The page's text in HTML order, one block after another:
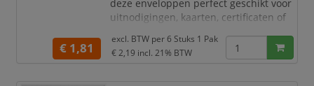
deze enveloppen perfect geschikt voor
uitnodigingen, kaarten, certificaten of
Het hoge kwaliteit papier is stevig,
€ 1,81
excl. BTW per6 Stuks 1 Pak
€ 2,19 incl. 21% BTW